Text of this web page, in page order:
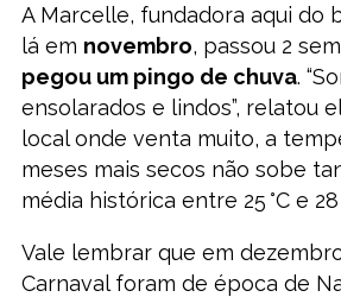
A Marcelle, fundadora aqui do
lá em novembro, passou 2
pegou um pingo de chuva.
ensolarados e lindos”, relatou
local onde venta muito, a
meses mais secos não sobe
média histórica entre 25 °C e 28
Vale lembrar que em
Carnaval foram de época de